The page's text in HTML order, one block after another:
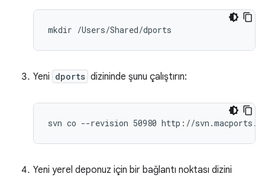
Yeni dports dizininde şunu çalıştırın:
Yeni yerel deponuz için bir bağlantı noktası dizini